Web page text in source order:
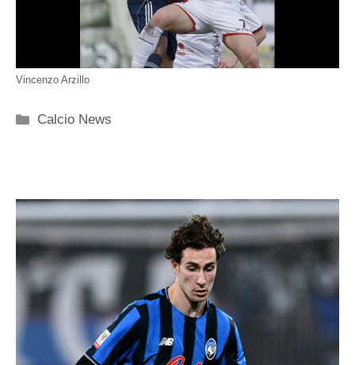
Vincenzo Arzillo
Categorie
Calcio News